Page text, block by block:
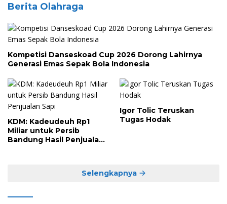
Berita Olahraga
Kompetisi Danseskoad Cup 2026 Dorong Lahirnya
Generasi Emas Sepak Bola Indonesia
KDM: Kadeudeuh Rp1
Miliar untuk Persib
Bandung Hasil Penjualan
Igor Tolic Teruskan
Tugas Hodak
Selengkapnya